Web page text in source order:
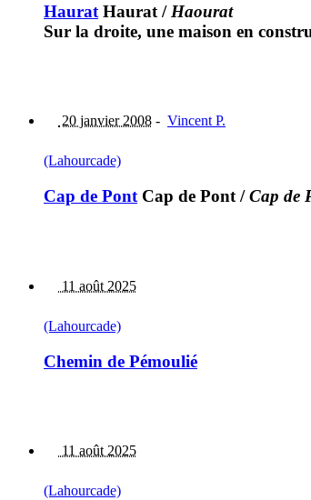
Haurat Haurat / Haourat
Sur la droite, une maison en
20 janvier 2008 - Vincent P.
(Lahourcade)
Cap de Pont Cap de Pont /Cap de
11 août 2025
(Lahourcade)
Chemin de Pémoulié
11 août 2025
(Lahourcade)